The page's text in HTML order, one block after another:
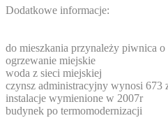
Dodatkowe informacje:
do mieszkania przynależy piwnica
ogrzewanie miejskie
woda z sieci miejskiej
czynsz administracyjny wynosi 673
instalacje wymienione w 2007r
budynek po termomodernizacji